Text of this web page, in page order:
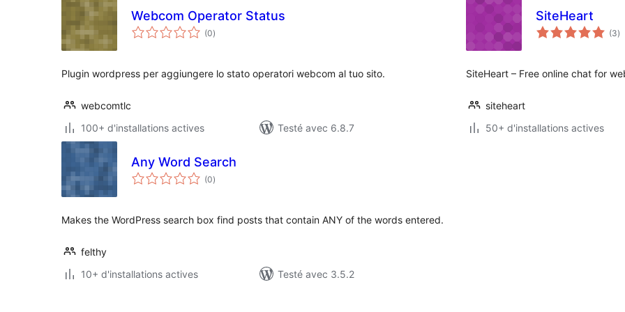
Webcom Operator Status
(0notes
en
)
Plugin wordpress per aggiungere lo stato operatori webcom al tuo sito.
webcomtlc
100+ d'installations actives
Testé avec 6.8.7
SiteHeart
(3en
)
SiteHeart – Free online chat for
siteheart
50+ d'installations actives
Any Word Search
(0notes
en
)
Makes the WordPress search box find posts that contain ANY of the words entered.
felthy
10+ d'installations actives
Testé avec 3.5.2